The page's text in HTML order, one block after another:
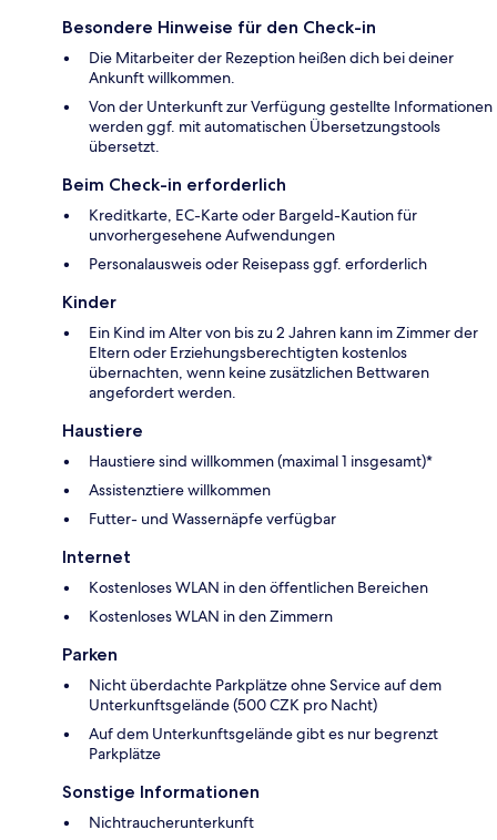
Besondere Hinweise für den Check-in
Die Mitarbeiter der Rezeption heißen dich bei deiner
Ankunft willkommen.
Von der Unterkunft zur Verfügung gestellte Informationen
werden ggf. mit automatischen Übersetzungstools
übersetzt.
Beim Check-in erforderlich
Kreditkarte, EC-Karte oder Bargeld-Kaution für
unvorhergesehene Aufwendungen
Personalausweis oder Reisepass ggf. erforderlich
Kinder
Ein Kind im Alter von bis zu 2 Jahren kann im Zimmer der
Eltern oder Erziehungsberechtigten kostenlos
übernachten, wenn keine zusätzlichen Bettwaren
angefordert werden.
Haustiere
Haustiere sind willkommen (maximal 1 insgesamt)*
Assistenztiere willkommen
Futter- und Wassernäpfe verfügbar
Internet
Kostenloses WLAN in den öffentlichen Bereichen
Kostenloses WLAN in den Zimmern
Parken
Nicht überdachte Parkplätze ohne Service auf dem
Unterkunftsgelände (500 CZK pro Nacht)
Auf dem Unterkunftsgelände gibt es nur begrenzt
Parkplätze
Sonstige Informationen
Nichtraucherunterkunft